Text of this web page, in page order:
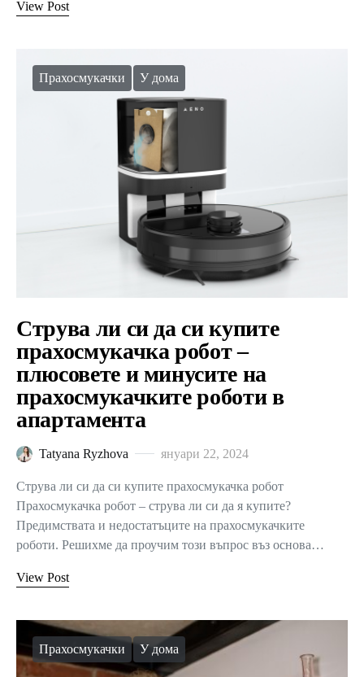
View Post
Прахосмукачки У дома
Струва ли си да си купите
прахосмукачка робот –
плюсовете и минусите на
прахосмукачките роботи в
апартамента
Tatyana Ryzhova януари 22, 2024
Струва ли си да си купите прахосмукачка робот
Прахосмукачка робот – струва ли си да я купите?
Предимствата и недостатъците на прахосмукачките
роботи. Решихме да проучим този въпрос въз основа…
View Post
Прахосмукачки У дома